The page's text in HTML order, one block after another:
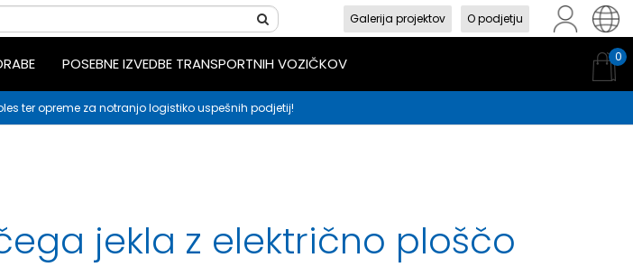
en
Galerija projektov O podjetju
POSEBNE IZVEDBE TRANSPORTNIH VOZIČKOV 0
ter opreme za notranjo logistiko uspešnih podjetij!
jekla z električno ploščo